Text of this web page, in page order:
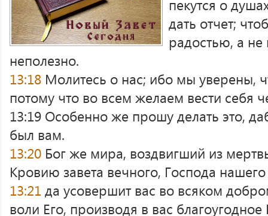
пекутся о
дать отчет;
радостью, а не
неполезно.
13:18 Молитесь о нас; ибо мы уверены,
потому что во всем желаем вести себя
13:19 Особенно же прошу делать это,
был вам.
13:20 Бог же мира, воздвигший из
Кровию завета вечного, Господа
13:21 да усовершит вас во всяком
воли Его, производя в вас